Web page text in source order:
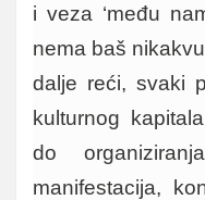
i veza ‘među
nema baš
dalje reći, svaki
kulturnog
do
manifestacija,